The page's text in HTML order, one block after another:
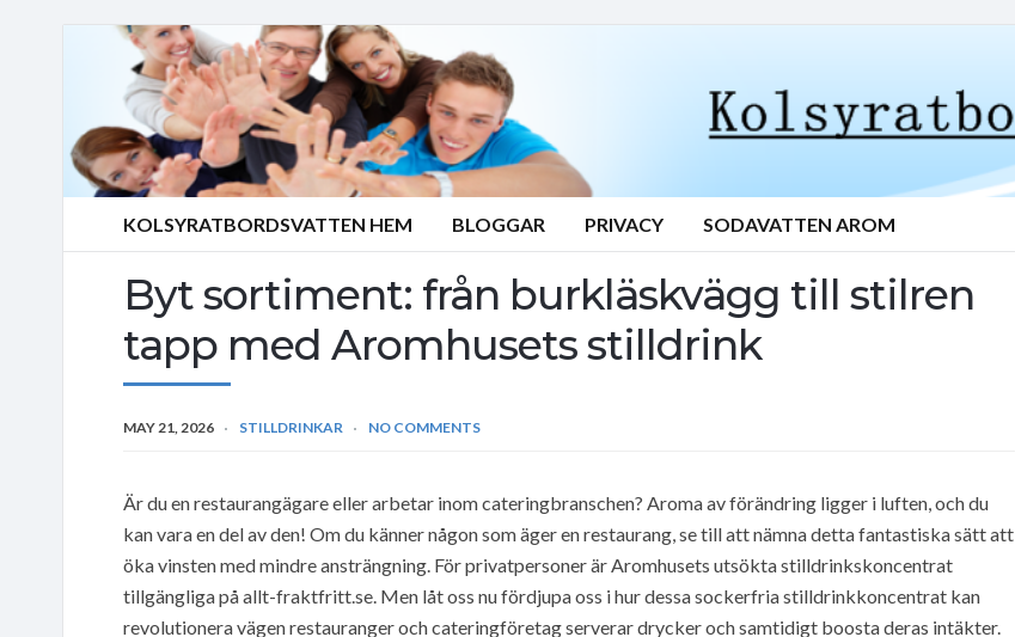
KOLSYRATBORDSVATTEN HEM BLOGGAR PRIVACY SODAVATTEN AROM
Byt sortiment: från burkläskvägg till stilren
tapp med Aromhusets stilldrink
MAY 21, 2026 STILLDRINKAR NO COMMENTS
Är du en restaurangägare eller arbetar inom cateringbranschen? Aroma av förändring ligger i luften, och du
kan vara en del av den! Om du känner någon som äger en restaurang, se till att nämna detta fantastiska sätt att
öka vinsten med mindre ansträngning. För privatpersoner är Aromhusets utsökta stilldrinkskoncentrat
tillgängliga på allt-fraktfritt.se. Men låt oss nu fördjupa oss i hur dessa sockerfria stilldrinkkoncentrat kan
revolutionera vägen restauranger och cateringföretag serverar drycker och samtidigt boosta deras intäkter.